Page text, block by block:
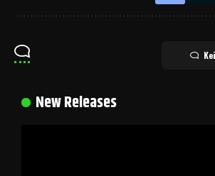
New Releases